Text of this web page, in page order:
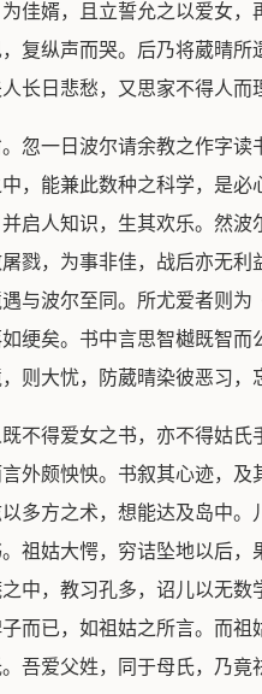
佳婿，且立誓允之以爱女
复纵声而哭。后乃将葳晴
长日悲愁，又思家不得人而
忽一日波尔请余教之作字
，能兼此数种之科学，是
启人知识，生其欢乐。然
戮，为事非佳，战后亦无
与波尔至同。所尤爱者则
绠矣。书中言思智樾既智
则大忧，防葳晴染彼恶习，
不得爱女之书，亦不得姑
外颇怏怏。书叙其心迹，
多方之术，想能达及岛中
祖姑大愕，穷诘坠地以后
中，教习孔多，诏儿以无
而已，如祖姑之所言。而
吾爱父姓，同于母氏，乃